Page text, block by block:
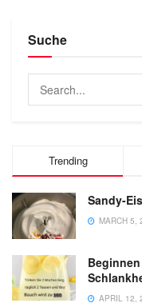
Suche
Trending
Sandy-
MARCH 5,
APRIL 12,